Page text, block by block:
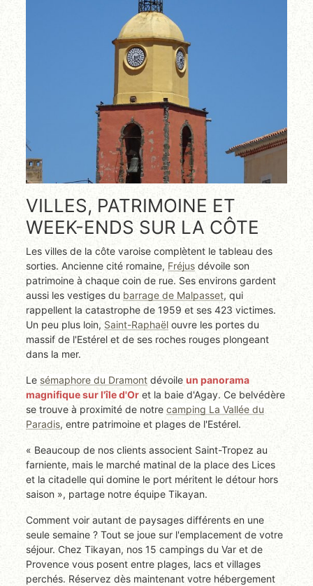
VILLES, PATRIMOINE ET
WEEK-ENDS SUR LA CÔTE
Les villes de la côte varoise complètent le tableau des
sorties. Ancienne cité romaine, Fréjus dévoile son
patrimoine à chaque coin de rue. Ses environs gardent
aussi les vestiges du barrage de Malpasset, qui
rappellent la catastrophe de 1959 et ses 423 victimes.
Un peu plus loin, Saint-Raphaël ouvre les portes du
massif de l'Estérel et de ses roches rouges plongeant
dans la mer.
Le sémaphore du Dramont dévoileun panorama
magnifique sur l'île d'Or et la baie d'Agay. Ce belvédère
se trouve à proximité de notrecamping La Vallée du
Paradis, entre patrimoine et plages de l'Estérel.
« Beaucoup de nos clients associent Saint-Tropez au
farniente, mais le marché matinal de la place des Lices
et la citadelle qui domine le port méritent le détour hors
saison », partage notre équipe Tikayan.
Comment voir autant de paysages différents en une
seule semaine ? Tout se joue sur l'emplacement de votre
séjour. Chez Tikayan, nos 15 campings du Var et de
Provence vous posent entre plages, lacs et villages
perchés. Réservez dès maintenant votre hébergement